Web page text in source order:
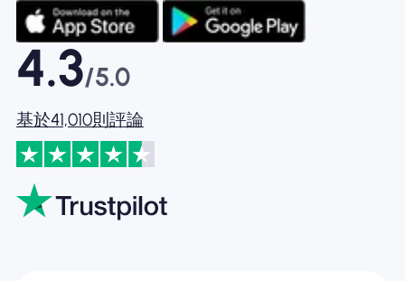
4.3/5.0
基於41,010則評論